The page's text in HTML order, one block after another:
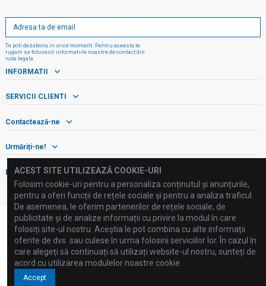
Te poti dezabona in orice moment. Pentru aceasta te
rugam sa folosesti informatiile noastre de contact din
nota legala.
INFORMATII
SERVICII CLIENTI
Contactează-ne
Urmăriți-ne!
Buletin informativ
©2025 FLUID PROCESSING SRL
ACEST SITE UTILIZEAZĂ COOKIE-URI
Folosim cookie-uri pentru a personaliza conținutul și anunțurile,
pentru a oferi funcții de rețele sociale și pentru a analiza traficul.
De asemenea, le oferim partenerilor de rețele sociale, de
publicitate și de analize informații cu privire la modul în care
folosiți site-ul nostru. Aceștia le pot combina cu alte informații
oferite de dvs. sau culese în urma folosirii serviciilor lor. În cazul în
care alegeți să continuați să utilizați website-ul nostru, sunteți de
acord cu utilizarea modulelor noastre cookie
Accept